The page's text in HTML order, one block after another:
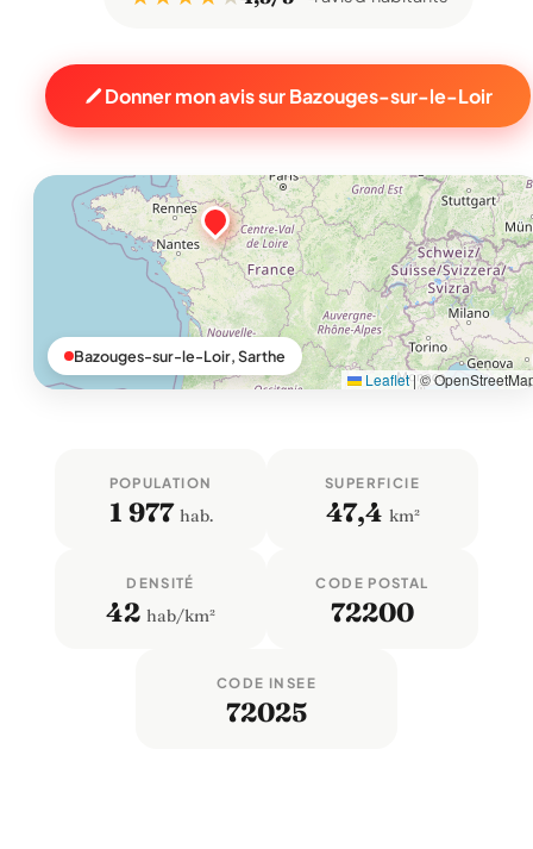
Donner mon avis sur Bazouges-sur-le-Loir
Leaflet|©
Bazouges-sur-le-Loir, Sarthe
POPULATION
1 977 hab.
SUPERFICIE
47,4 km²
DENSITÉ
42 hab/km²
CODE POSTAL
72200
CODE INSEE
72025